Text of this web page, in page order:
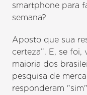
smartphone para
semana?
Aposto que sua
certeza”. E, se
maioria dos
pesquisa de
responderam